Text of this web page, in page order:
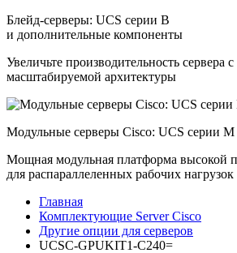
Блейд-серверы: UCS серии B
и дополнительные компоненты
Увеличьте производительность сервера
масштабируемой архитектуры
Модульные серверы Cisco: UCS серии M
Мощная модульная платформа высокой
для распараллеленных рабочих нагрузок
Главная
Комплектующие Server Cisco
Другие опции для серверов
UCSC-GPUKIT1-C240=